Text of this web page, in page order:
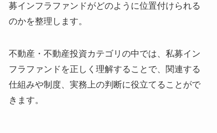
募インフラファンドがどのように位置付けられる
のかを整理します。
不動産・不動産投資カテゴリの中では、私募イン
フラファンドを正しく理解することで、関連する
仕組みや制度、実務上の判断に役立てることがで
きます。